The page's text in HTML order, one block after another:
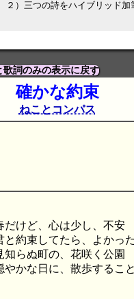
）三つの詩をハイブリッド
歌詞のみの表示に戻す
確かな約束
ねことコンパス
だけど、心は少し、不安
と約束してたら、よかった
知らぬ町の、花咲く公園
やかな日に、散歩すること